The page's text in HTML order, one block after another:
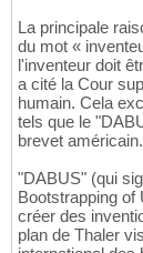
La principale
du mot «
l'inventeur doit
a cité la Cour
humain. Cela
tels que le
brevet américain.
"DABUS" (qui
Bootstrapping of
créer des
plan de Thaler